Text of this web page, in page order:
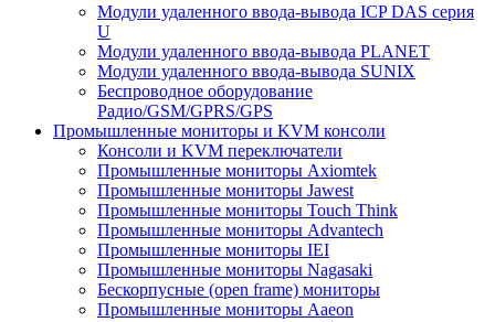
Модули удаленного ввода-вывода ICP DAS серия
U
Модули удаленного ввода-вывода PLANET
Модули удаленного ввода-вывода SUNIX
Беспроводное оборудование
Радио/GSM/GPRS/GPS
Промышленные мониторы и KVM консоли
Консоли и KVM переключатели
Промышленные мониторы Axiomtek
Промышленные мониторы Jawest
Промышленные мониторы Touch Think
Промышленные мониторы Advantech
Промышленные мониторы IEI
Промышленные мониторы Nagasaki
Бескорпусные (open frame) мониторы
Промышленные мониторы Aaeon